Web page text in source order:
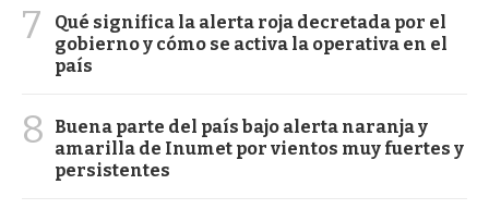
7
Qué significa la alerta roja decretada por el
gobierno y cómo se activa la operativa en el
país
8
Buena parte del país bajo alerta naranja y
amarilla de Inumet por vientos muy fuertes y
persistentes